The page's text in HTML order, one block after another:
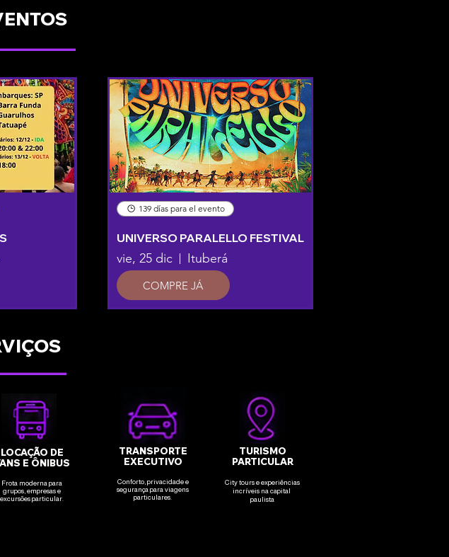
139 días para el evento
UNIVERSO PARALELLO FESTIVAL
vie, 25 dic Ituberá
COMPRE JÁ
LOCAÇÃO DE
E ÔNIBUS
Frota moderna para
grupos, empresas e
excursões particular.
TRANSPORTE
EXECUTIVO
Conforto, privacidade e
segurança para viagens
particulares.
TURISMO
PARTICULAR
City tours e experiências
incríveis na capital
paulista